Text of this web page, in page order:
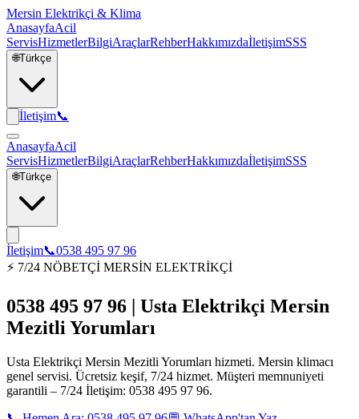
Mersin Elektrikçi & Klima
AnasayfaAcil
ServisHizmetlerBilgiAraçlarRehberHakkımızdaİletişimSSS
🌐Türkçe
İletişim📞
AnasayfaAcil
ServisHizmetlerBilgiAraçlarRehberHakkımızdaİletişimSSS
🌐Türkçe
İletişim📞0538 495 97 96
⚡ 7/24 NÖBETÇİ MERSİN ELEKTRİKÇİ
0538 495 97 96 | Usta Elektrikçi Mersin
Mezitli Yorumları
Usta Elektrikçi Mersin Mezitli Yorumları hizmeti. Mersin klimacı
genel servisi. Ücretsiz keşif, 7/24 hizmet. Müşteri memnuniyeti
garantili – 7/24 İletişim: 0538 495 97 96.